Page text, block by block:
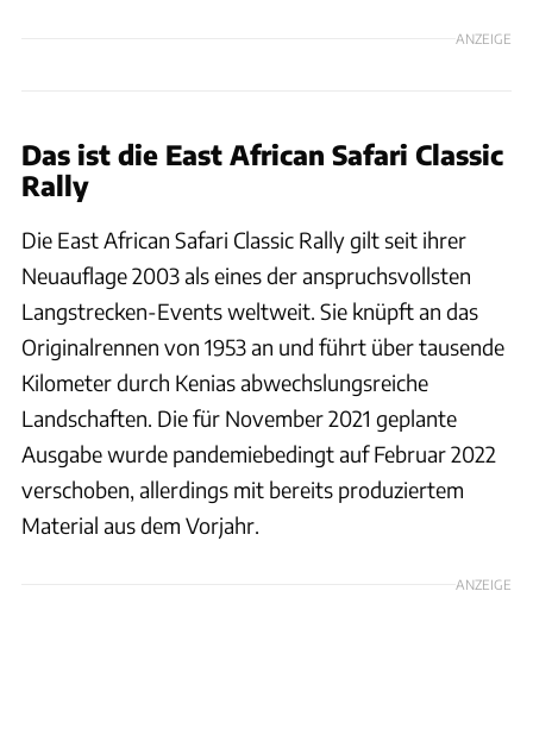
ANZEIGE
Das ist die East African Safari Classic
Rally
Die East African Safari Classic Rally gilt seit ihrer
Neuauflage 2003 als eines der anspruchsvollsten
Langstrecken-Events weltweit. Sie knüpft an das
Originalrennen von 1953 an und führt über tausende
Kilometer durch Kenias abwechslungsreiche
Landschaften. Die für November 2021 geplante
Ausgabe wurde pandemiebedingt auf Februar 2022
verschoben, allerdings mit bereits produziertem
Material aus dem Vorjahr.
ANZEIGE